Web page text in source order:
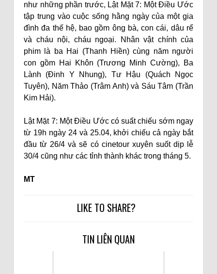
như những phần trước, Lật Mặt 7: Một Điều Ước
tập trung vào cuộc sống hằng ngày của một gia
đình đa thế hệ, bao gồm ông bà, con cái, dâu rể
và cháu nội, cháu ngoại. Nhân vật chính của
phim là ba Hai (Thanh Hiền) cùng năm người
con gồm Hai Khôn (Trương Minh Cường), Ba
Lành (Đinh Y Nhung), Tư Hậu (Quách Ngọc
Tuyên), Năm Thảo (Trâm Anh) và Sáu Tâm (Trần
Kim Hải).
Lật Mặt 7: Một Điều Ước có suất chiếu sớm ngay
từ 19h ngày 24 và 25.04, khởi chiếu cả ngày bắt
đầu từ 26/4 và sẽ có cinetour xuyên suốt dịp lễ
30/4 cũng như các tỉnh thành khác trong tháng 5.
MT
LIKE TO SHARE?
TIN LIÊN QUAN